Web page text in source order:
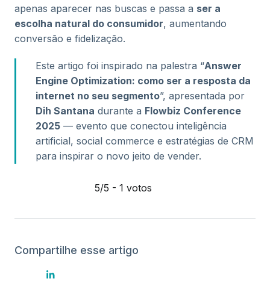
apenas aparecer nas buscas e passa a ser a
escolha natural do consumidor, aumentando
conversão e fidelização.
Este artigo foi inspirado na palestra “Answer
Engine Optimization: como ser a resposta da
internet no seu segmento”, apresentada por
Dih Santana durante a Flowbiz Conference
2025— evento que conectou inteligência
artificial, social commerce e estratégias de CRM
para inspirar o novo jeito de vender.
5/5 - 1 votos
Compartilhe esse artigo